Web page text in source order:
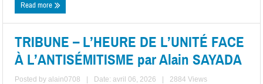
Read more
TRIBUNE – L’HEURE DE L’UNITÉ FACE
À L’ANTISÉMITISME par Alain SAYADA
Posted byalain0708 Date: avril 06, 2026 2884 Views